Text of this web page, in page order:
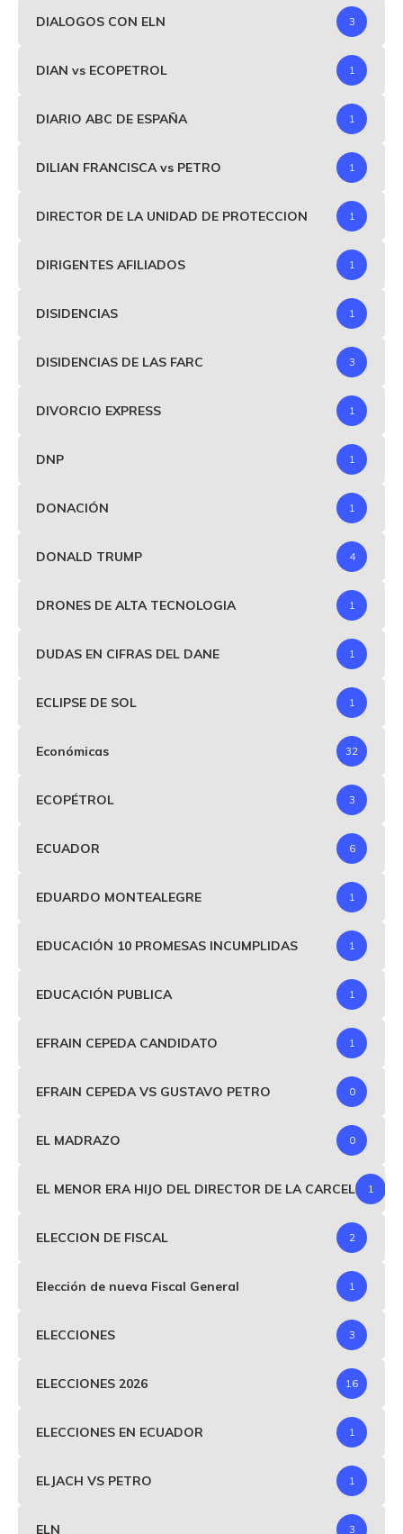
DIALOGOS CON ELN 3
DIAN vs ECOPETROL 1
DIARIO ABC DE ESPAÑA 1
DILIAN FRANCISCA vs PETRO 1
DIRECTOR DE LA UNIDAD DE PROTECCION 1
DIRIGENTES AFILIADOS 1
DISIDENCIAS 1
DISIDENCIAS DE LAS FARC 3
DIVORCIO EXPRESS 1
DNP 1
DONACIÓN 1
DONALD TRUMP 4
DRONES DE ALTA TECNOLOGIA 1
DUDAS EN CIFRAS DEL DANE 1
ECLIPSE DE SOL 1
Económicas 32
ECOPÉTROL 3
ECUADOR 6
EDUARDO MONTEALEGRE 1
EDUCACIÓN 10 PROMESAS INCUMPLIDAS 1
EDUCACIÓN PUBLICA 1
EFRAIN CEPEDA CANDIDATO 1
EFRAIN CEPEDA VS GUSTAVO PETRO 0
EL MADRAZO 0
EL MENOR ERA HIJO DEL DIRECTOR DE LA CARCEL 1
ELECCION DE FISCAL 2
Elección de nueva Fiscal General 1
ELECCIONES 3
ELECCIONES 2026 16
ELECCIONES EN ECUADOR 1
ELJACH VS PETRO 1
ELN 3